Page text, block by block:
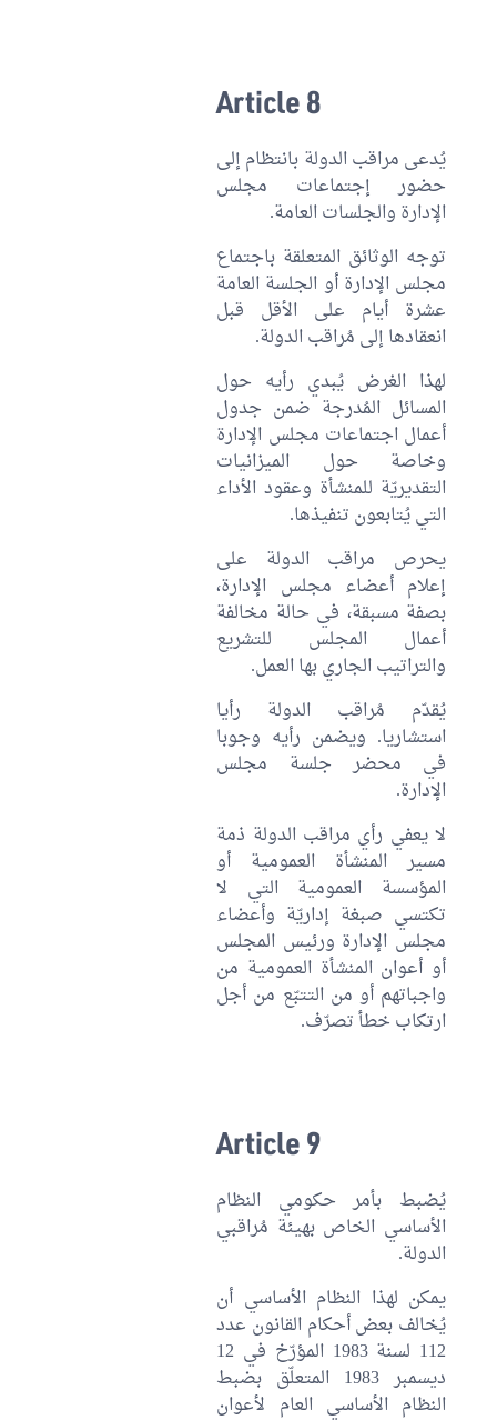
Article 8
يُدعى مراقب الدولة بانتظام إلى
حضور إجتماعات مجلس
الإدارة والجلسات العامة.
توجه الوثائق المتعلقة باجتماع
مجلس الإدارة أو الجلسة العامة
عشرة أيام على الأقل قبل
انعقادها إلى مُراقب الدولة.
لهذا الغرض يُبدي رأيه حول
المسائل المُدرجة ضمن جدول
أعمال اجتماعات مجلس الإدارة
وخاصة حول الميزانيات
التقديريّة للمنشأة وعقود الأداء
التي يُتابعون تنفيذها.
يحرص مراقب الدولة على
إعلام أعضاء مجلس الإدارة،
بصفة مسبقة، في حالة مخالفة
أعمال المجلس للتشريع
والتراتيب الجاري بها العمل.
يُقدّم مُراقب الدولة رأيا
استشاريا. ويضمن رأيه وجوبا
في محضر جلسة مجلس
الإدارة.
لا يعفي رأي مراقب الدولة ذمة
مسير المنشأة العمومية أو
المؤسسة العمومية التي لا
تكتسي صبغة إداريّة وأعضاء
مجلس الإدارة ورئيس المجلس
أو أعوان المنشأة العمومية من
واجباتهم أو من التتبّع من أجل
ارتكاب خطأ تصرّف.
Article 9
يُضبط بأمر حكومي النظام
الأساسي الخاص بهيئة مُراقبي
الدولة.
يمكن لهذا النظام الأساسي أن
يُخالف بعض أحكام القانون عدد
112 لسنة 1983 المؤرّخ في 12
ديسمبر 1983 المتعلّق بضبط
النظام الأساسي العام لأعوان